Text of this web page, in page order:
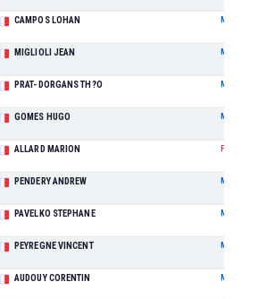
CAMPOS LOHAN M
MIGLIOLI JEAN M
PRAT-DORGANS TH?O M
GOMES HUGO M
ALLARD MARION F
PENDERY ANDREW M
PAVELKO STEPHANE M
PEYREGNE VINCENT M
AUDOUY CORENTIN M